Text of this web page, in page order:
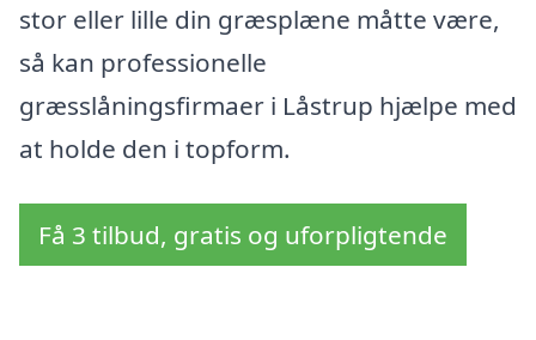
stor eller lille din græsplæne måtte være,
så kan professionelle
græsslåningsfirmaer i Låstrup hjælpe med
at holde den i topform.
Få 3 tilbud, gratis og uforpligtende